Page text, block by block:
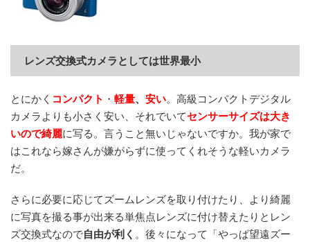
レンズ交換式カメラとしては世界最小
とにかく コンパクト ・ 軽量、 安い。高級コンパクトデジタル
カメラよりも小さく安い、それでいてセンサーサイズは大き
いので綺麗に写る。言うこと無いじゃないですか。我が家で
はこれなら嫁さんが嫌がらずに使ってくれそうな軽いカメラ
だ。
さらに必要に応じてズームレンズを取り付けたり、より綺麗
に写真を撮る事が出来る単焦点レンズに付け替えたりとレン
ズ交換式なので自由が利く 。後々になって「やっぱ望遠ズー